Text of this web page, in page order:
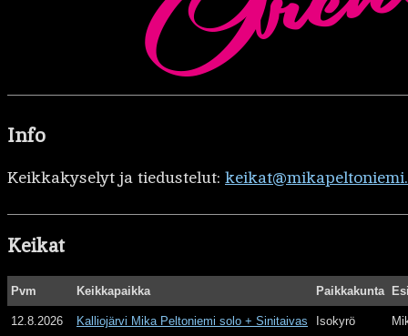
Info
Keikkakyselyt ja tiedustelut:
Keikat
Pvm Keikkapaikka Paikkakunta
12.8.2026 Kalliojärvi Mika Peltoniemi solo + Sinitaivas Isokyrö